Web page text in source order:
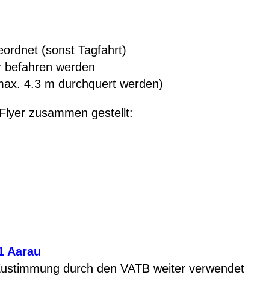
(sonst Tagfahrt)
befahren werden
4.3 m durchquert werden)
zusammen gestellt:
Aarau
durch den VATB weiter verwendet